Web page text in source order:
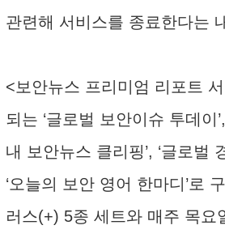
관련해 서비스를 종료한다는
<보안뉴스 프리미엄 리포트
되는 ‘글로벌 보안이슈 투데이
내 보안뉴스 클리핑’, ‘글로벌
‘오늘의 보안 영어 한마디’로
러스(+) 5종 세트와 매주 목요